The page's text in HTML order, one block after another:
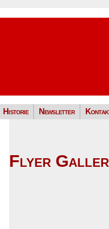
Historie Newsletter
Flyer